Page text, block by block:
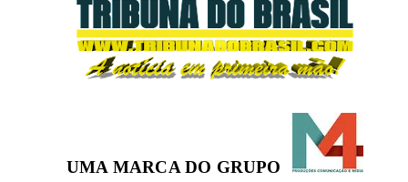
UMA MARCA DO GRUPO